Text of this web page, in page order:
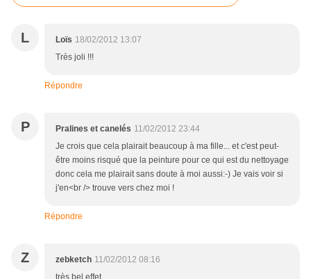
L Loïs 18/02/2012 13:07
Très joli !!!
Répondre
P Pralines et canelés 11/02/2012 23:44
Je crois que cela plairait beaucoup à ma fille... et c'est peut-
être moins risqué que la peinture pour ce qui est du nettoyage
donc cela me plairait sans doute à moi aussi:-) Je vais voir si
j'en<br /> trouve vers chez moi !
Répondre
Z zebketch 11/02/2012 08:16
très bel effet